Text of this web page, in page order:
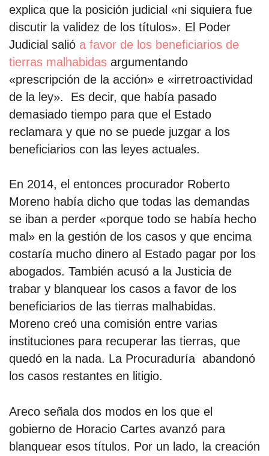
explica que la posición judicial «ni siquiera fue
discutir la validez de los títulos». El Poder
Judicial salió a favor de los beneficiarios de
tierras malhabidas argumentando
«prescripción de la acción» e «irretroactividad
de la ley». Es decir, que había pasado
demasiado tiempo para que el Estado
reclamara y que no se puede juzgar a los
beneficiarios con las leyes actuales.
En 2014, el entonces procurador Roberto
Moreno había dicho que todas las demandas
se iban a perder «porque todo se había hecho
mal» en la gestión de los casos y que encima
costaría mucho dinero al Estado pagar por los
abogados. También acusó a la Justicia de
trabar y blanquear los casos a favor de los
beneficiarios de las tierras malhabidas.
Moreno creó una comisión entre varias
instituciones para recuperar las tierras, que
quedó en la nada. La Procuraduría abandonó
los casos restantes en litigio.
Areco señala dos modos en los que el
gobierno de Horacio Cartes avanzó para
blanquear esos títulos. Por un lado, la creación